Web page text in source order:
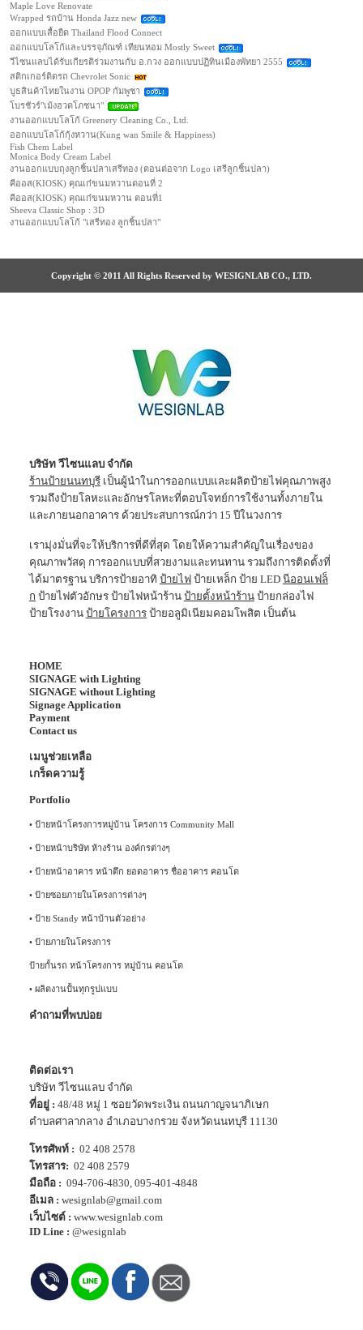
Maple Love Renovate
Wrapped รถบ้าน Honda Jazz new
ออกแบบเสื้อยืด Thailand Flood Connect
ออกแบบโลโก้และบรรจุภัณฑ์ เทียนหอม Mostly Sweet
วีไซนแลบได้รับเกียรติร่วมงานกับ อ.กวง ออกแบบปฏิทินเมืองพัทยา 2555
สติกเกอร์ติดรถ Chevrolet Sonic
บูธสินค้าไทยในงาน OPOP กัมพูชา
โบรชัวร์"เม้งฮวดโภชนา"
งานออกแบบโลโก้ Greenery Cleaning Co., Ltd.
ออกแบบโลโก้กุ้งหวาน(Kung wan Smile & Happiness)
Fish Chem Label
Monica Body Cream Label
งานออกแบบถุงลูกชิ้นปลาเสรีทอง (ตอนต่อจาก Logo เสรีลูกชิ้นปลา)
คีออส(KIOSK) คุณเก๋ขนมหวานตอนที่ 2
คีออส(KIOSK) คุณเก๋ขนมหวาน ตอนที่1
Sheeva Classic Shop : 3D
งานออกแบบโลโก้ "เสรีทอง ลูกชิ้นปลา"
Copyright © 2011 All Rights Reserved by WESIGNLAB CO., LTD.
บริษัท วีไซนแลบ จำกัด
ร้านป้ายนนทบุรีเป็นผู้นำในการออกแบบและผลิตป้ายไฟคุณภาพสูง
รวมถึงป้ายโลหะและอักษรโลหะที่ตอบโจทย์การใช้งานทั้งภายใน
และภายนอกอาคาร ด้วยประสบการณ์กว่า 15 ปีในวงการ
เรามุ่งมั่นที่จะให้บริการที่ดีที่สุด โดยให้ความสำคัญในเรื่องของ
คุณภาพวัสดุ การออกแบบที่สวยงามและทนทาน รวมถึงการติดตั้งที่
ได้มาตรฐาน บริการป้ายอาทิ ป้ายไฟ ป้ายเหล็ก ป้าย LED นีออนเฟล็
ก ป้ายไฟตัวอักษร ป้ายไฟหน้าร้าน ป้ายตั้งหน้าร้านป้ายกล่องไฟ
ป้ายโรงงาน ป้ายโครงการป้ายอลูมิเนียมคอมโพสิต เป็นต้น
HOME
SIGNAGE with Lighting
SIGNAGE without Lighting
Signage Application
Payment
Contact us
เมนูช่วยเหลือ
เกร็ดความรู้
Portfolio
• ป้ายหน้าโครงการหมู่บ้าน โครงการ Community Mall
• ป้ายหน้าบริษัท ห้างร้าน องค์กรต่างๆ
• ป้ายหน้าอาคาร หน้าตึก ยอดอาคาร ชื่ออาคาร คอนโด
• ป้ายซอยภายในโครงการต่างๆ
• ป้าย Standy หน้าบ้านตัวอย่าง
• ป้ายภายในโครงการ
ป้ายกั้นรถ หน้าโครงการ หมู่บ้าน คอนโด
• ผลิตงานปั้นทุกรูปแบบ
คำถามที่พบบ่อย
ติดต่อเรา
บริษัท วีไซนแลบ จำกัด
ที่อยู่ : 48/48 หมู่ 1 ซอยวัดพระเงิน ถนนกาญจนาภิเษก
ตำบลศาลากลาง อำเภอบางกรวย จังหวัดนนทบุรี 11130
โทรศัพท์ : 02 408 2578
โทรสาร: 02 408 2579
มือถือ : 094-706-4830, 095-401-4848
อีเมล : wesignlab@gmail.com
เว็บไซต์ : www.wesignlab.com
ID Line : @wesignlab